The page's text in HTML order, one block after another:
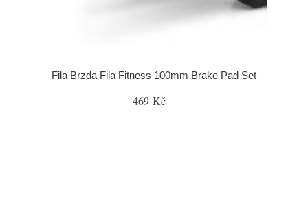
Fila Brzda Fila Fitness 100mm Brake Pad Set
469 Kč